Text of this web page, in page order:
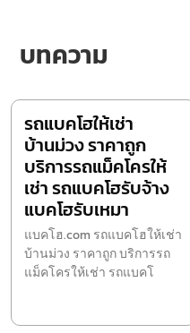
บทความ
รถแบคโฮให้เช่า
บ้านม่วง ราคาถูก
บริการรถแม็คโครให้
เช่า รถแบคโฮรับจ้าง
แบคโฮรับเหมา
แบคโฮ.com รถแบคโฮให้เช่า
บ้านม่วง ราคาถูก บริการรถ
แม็คโครให้เช่า รถแบคโ